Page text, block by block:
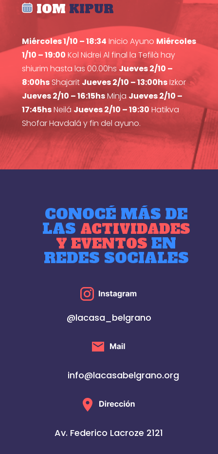
IOM KIPUR
Miércoles 1/10 – 18:34 Inicio Ayuno Miércoles
1/10 – 19:00 Kol Nidrei Al final la Tefilà hay
shiurim hasta las 00.00hsJueves 2/10 –
8:00hsShajarit Jueves 2/10 – 13:00hsIzkor
Jueves 2/10 – 16:15hsMinja Jueves 2/10 –
17:45hsNeilá Jueves 2/10 – 19:30 Hatikva
Shofar Havdalá y fin del ayuno.
CONOCÉ MÁS DE
LAS ACTIVIDADES
Y EVENTOSEN
REDES SOCIALES
@lacasa_belgrano
info@lacasabelgrano.org
Av. Federico Lacroze 2121